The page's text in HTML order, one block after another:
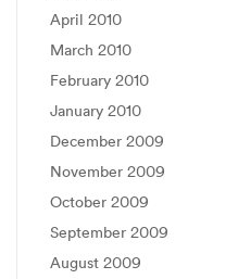
April 2010
March 2010
February 2010
January 2010
December 2009
November 2009
October 2009
September 2009
August 2009